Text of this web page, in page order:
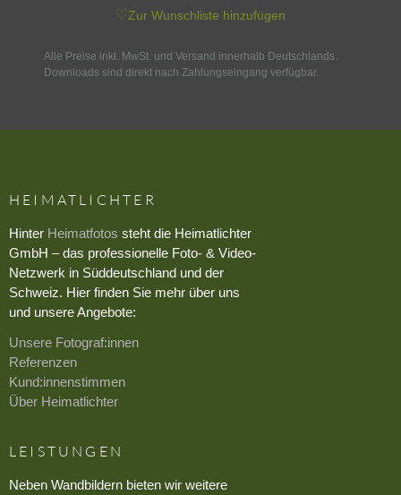
♡Zur Wunschliste hinzufügen
Alle Preise inkl. MwSt. und Versand innerhalb Deutschlands.
Downloads sind direkt nach Zahlungseingang verfügbar.
HEIMATLICHTER
Hinter Heimatfotos steht die Heimatlichter
GmbH – das professionelle Foto- & Video-
Netzwerk in Süddeutschland und der
Schweiz. Hier finden Sie mehr über uns
und unsere Angebote:
Unsere Fotograf:innen
Referenzen
Kund:innenstimmen
Über Heimatlichter
LEISTUNGEN
Neben Wandbildern bieten wir weitere